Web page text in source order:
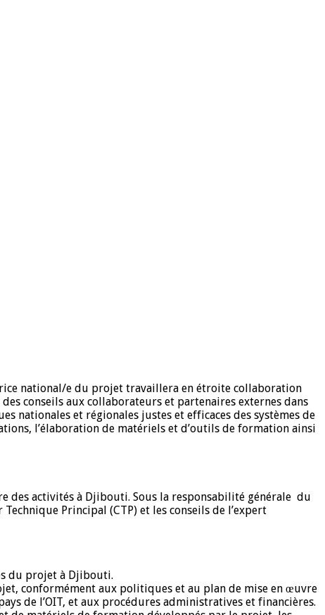
national/e du projet travaillera en étroite collaboration
conseils aux collaborateurs et partenaires externes dans
nationales et régionales justes et efficaces des systèmes de
l’élaboration de matériels et d’outils de formation ainsi
des activités à Djibouti. Sous la responsabilité générale du
Principal (CTP) et les conseils de l’expert
du projet à Djibouti.
conformément aux politiques et au plan de mise en œuvre
de l’OIT, et aux procédures administratives et financières.